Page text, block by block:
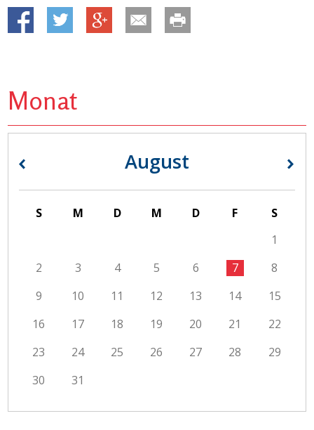
Monat
August
« »
S M D M D F
S
1
2
3 4 5 6 7
8
9
10 11 12 13 14
15
16
17 18 19 20 21
22
23
24 25 26 27 28
29
30
31